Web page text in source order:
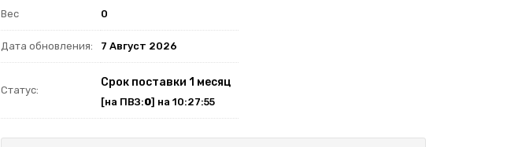
Вес 0
Дата обновления: 7 Август 2026
Статус:
Срок поставки 1 месяц
[на ПВЗ:0] на 10:27:55